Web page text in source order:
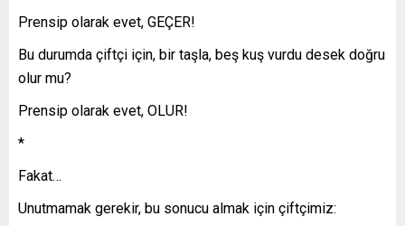
Prensip olarak evet, GEÇER!
Bu durumda çiftçi için, bir taşla, beş kuş vurdu desek doğru
olur mu?
Prensip olarak evet, OLUR!
*
Fakat…
Unutmamak gerekir, bu sonucu almak için çiftçimiz: